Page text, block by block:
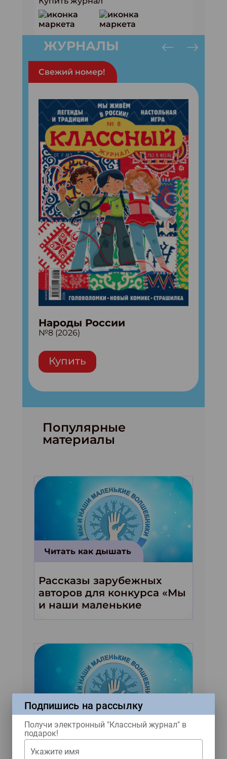
ЖУРНАЛЫ
Свежий номер!
Народы России
№8 (2026)
Купить
Популярные
материалы
Читать как дышать
Рассказы зарубежных
авторов для конкурса «Мы
и наши маленькие
волшебники!»
Четыре весёлых рассказа
Подпишись на рассылку
Получи электронный "Классный журнал" в
подарок!
Укажите имя